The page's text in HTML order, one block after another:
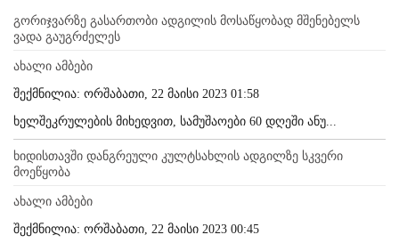
გორიჯვარზე გასართობი ადგილის მოსაწყობად მშენებელს
ვადა გაუგრძელეს
ახალი ამბები
შექმნილია: ორშაბათი, 22 მაისი 2023 01:58
ხელშეკრულების მიხედვით, სამუშაოები 60 დღეში ანუ...
ხიდისთავში დანგრეული კულტსახლის ადგილზე სკვერი
მოეწყობა
ახალი ამბები
შექმნილია: ორშაბათი, 22 მაისი 2023 00:45